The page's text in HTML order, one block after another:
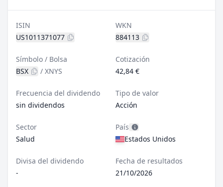
ISIN
US1011371077
WKN
884113
Símbolo / Bolsa
BSX
/ XNYS
Cotización
42,84 €
Frecuencia del dividendo
sin dividendos
Tipo de valor
Acción
Sector
Salud
País
Estados Unidos
Divisa del dividendo
-
Fecha de resultados
21/10/2026